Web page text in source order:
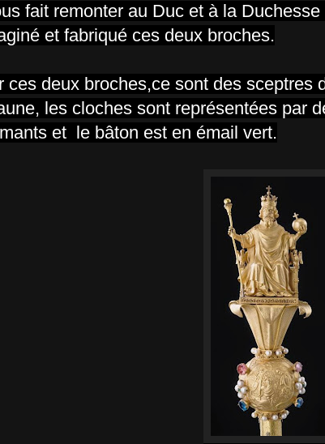
fait remonter au Duc et à la
et fabriqué ces deux broches.
ces deux broches,ce sont des sceptres
les cloches sont représentées par
et le bâton est en émail vert.